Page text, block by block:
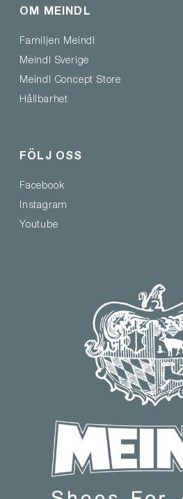
OM MEINDL
Familjen Meindl
Meindl Sverige
Meindl Concept Store
Hållbarhet
FÖLJ OSS
Facebook
Instagram
Youtube